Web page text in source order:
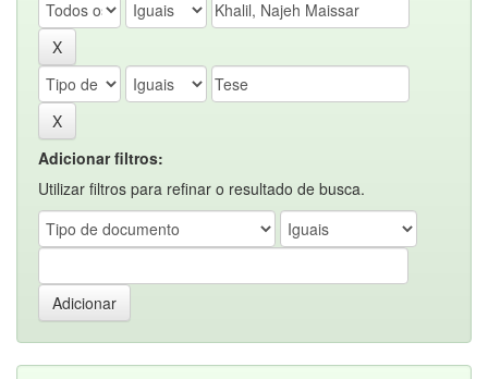
Adicionar filtros:
Utilizar filtros para refinar o resultado de busca.